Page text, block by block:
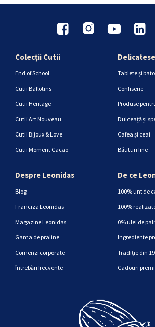
Colecții Cutii
End of School
Cutii Ballotins
Cutii Heritage
Cutii Art Nouveau
Cutii Bijoux & Love
Cutii Moment Cacao
Delicatese
Tablete și
Confiserie
Produse
Dulceață și
Cafea și ceai
Băuturi fine
Despre Leonidas
Blog
Franciza Leonidas
Magazine Leonidas
Gama de praline
Comenzi corporate
Întrebări frecvente
De ce
100% unt de
100%
0% ulei de
Ingrediente
Tradiție din
Cadouri